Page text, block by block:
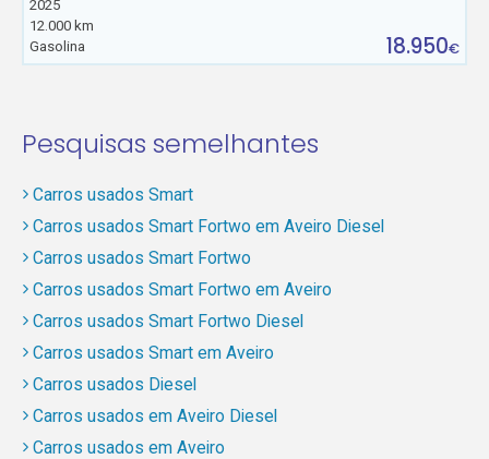
2025
12.000 km
Gasolina
18.950€
Pesquisas semelhantes
Carros usados Smart
Carros usados Smart Fortwo em Aveiro Diesel
Carros usados Smart Fortwo
Carros usados Smart Fortwo em Aveiro
Carros usados Smart Fortwo Diesel
Carros usados Smart em Aveiro
Carros usados Diesel
Carros usados em Aveiro Diesel
Carros usados em Aveiro